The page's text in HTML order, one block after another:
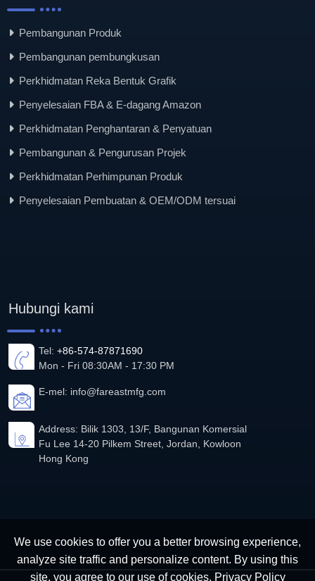
Pembangunan Produk
Pembangunan pembungkusan
Perkhidmatan Reka Bentuk Grafik
Penyelesaian FBA & E-dagang Amazon
Perkhidmatan Penghantaran & Penyatuan
Pembangunan & Pengurusan Projek
Perkhidmatan Perhimpunan Produk
Penyelesaian Pembuatan & OEM/ODM tersuai
Hubungi kami
Tel: +86-574-87871690
Mon - Fri 08:30AM - 17:30 PM
E-mel: info@fareastmfg.com
Address: Bilik 1303, 13/F, Bangunan Komersial
Fu Lee 14-20 Pilkem Street, Jordan, Kowloon
Hong Kong
We use cookies to offer you a better browsing experience,
analyze site traffic and personalize content. By using this
site, you agree to our use of cookies. Privacy Policy